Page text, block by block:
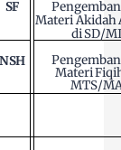
SF
Materi Akidah
diSD/
NSH
Materi
MTS/